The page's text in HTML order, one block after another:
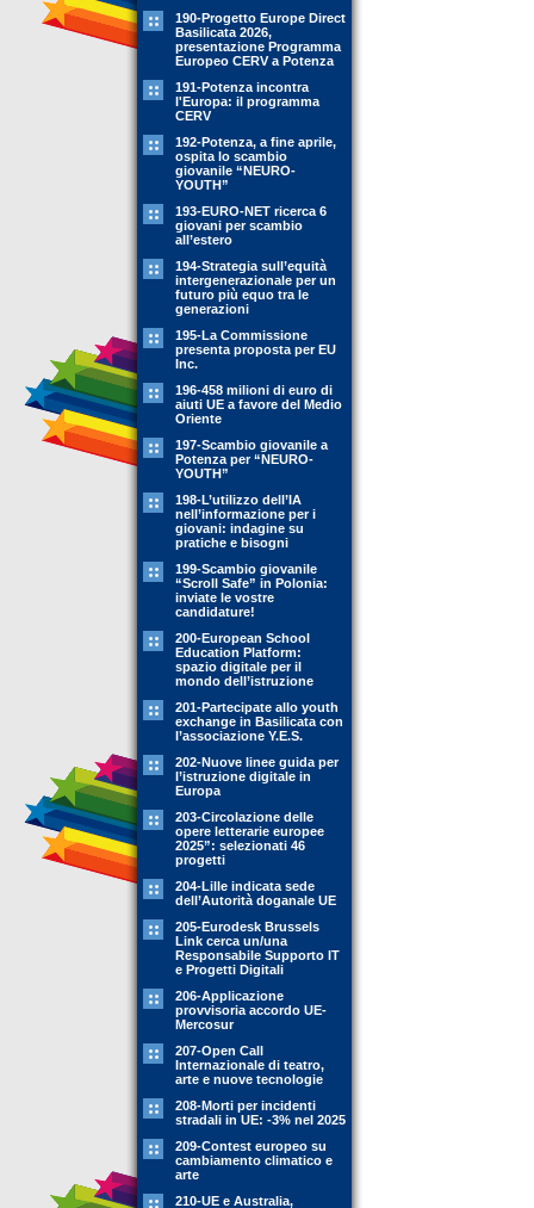
190-Progetto Europe Direct
Basilicata 2026,
presentazione Programma
Europeo CERV a Potenza
191-Potenza incontra
l'Europa: il programma
CERV
192-Potenza, a fine aprile,
ospita lo scambio
giovanile “NEURO-
YOUTH”
193-EURO-NET ricerca 6
giovani per scambio
all’estero
194-Strategia sull’equità
intergenerazionale per un
futuro più equo tra le
generazioni
195-La Commissione
presenta proposta per EU
Inc.
196-458 milioni di euro di
aiuti UE a favore del Medio
Oriente
197-Scambio giovanile a
Potenza per “NEURO-
YOUTH”
198-L’utilizzo dell’IA
nell’informazione per i
giovani: indagine su
pratiche e bisogni
199-Scambio giovanile
“Scroll Safe” in Polonia:
inviate le vostre
candidature!
200-European School
Education Platform:
spazio digitale per il
mondo dell’istruzione
201-Partecipate allo youth
exchange in Basilicata con
l’associazione Y.E.S.
202-Nuove linee guida per
l’istruzione digitale in
Europa
203-Circolazione delle
opere letterarie europee
2025”: selezionati 46
progetti
204-Lille indicata sede
dell’Autorità doganale UE
205-Eurodesk Brussels
Link cerca un/una
Responsabile Supporto IT
e Progetti Digitali
206-Applicazione
provvisoria accordo UE-
Mercosur
207-Open Call
Internazionale di teatro,
arte e nuove tecnologie
208-Morti per incidenti
stradali in UE: -3% nel 2025
209-Contest europeo su
cambiamento climatico e
arte
210-UE e Australia,